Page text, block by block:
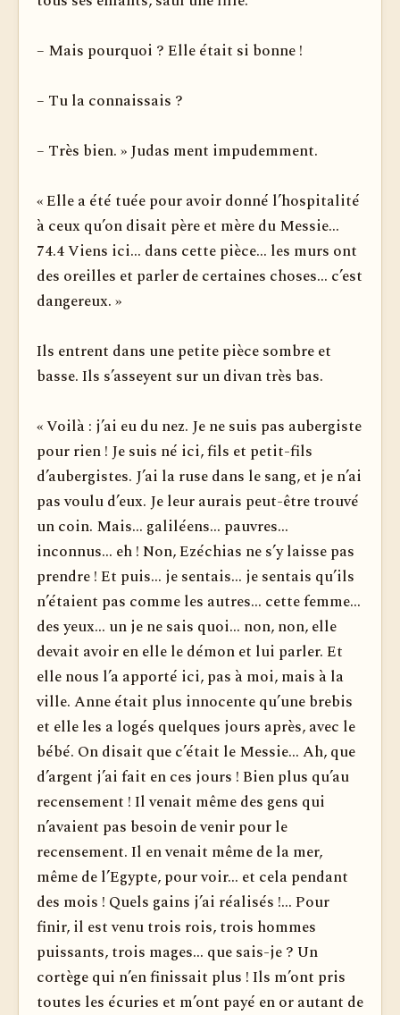
– Mais pourquoi ? Elle était si bonne !
– Tu la connaissais ?
– Très bien. » Judas ment impudemment.
« Elle a été tuée pour avoir donné l’hospitalité
à ceux qu’on disait père et mère du Messie...
74.4 Viens ici... dans cette pièce... les murs ont
des oreilles et parler de certaines choses... c’est
dangereux. »
Ils entrent dans une petite pièce sombre et
basse. Ils s’asseyent sur un divan très bas.
« Voilà : j’ai eu du nez. Je ne suis pas aubergiste
pour rien ! Je suis né ici, fils et petit-fils
d’aubergistes. J’ai la ruse dans le sang, et je n’ai
pas voulu d’eux. Je leur aurais peut-être trouvé
un coin. Mais... galiléens... pauvres...
inconnus... eh ! Non, Ezéchias ne s’y laisse pas
prendre ! Et puis... je sentais... je sentais qu’ils
n’étaient pas comme les autres... cette femme...
des yeux... un je ne sais quoi... non, non, elle
devait avoir en elle le démon et lui parler. Et
elle nous l’a apporté ici, pas à moi, mais à la
ville. Anne était plus innocente qu’une brebis
et elle les a logés quelques jours après, avec le
bébé. On disait que c’était le Messie... Ah, que
d’argent j’ai fait en ces jours ! Bien plus qu’au
recensement ! Il venait même des gens qui
n’avaient pas besoin de venir pour le
recensement. Il en venait même de la mer,
même de l’Egypte, pour voir... et cela pendant
des mois ! Quels gains j’ai réalisés !... Pour
finir, il est venu trois rois, trois hommes
puissants, trois mages... que sais-je ? Un
cortège qui n’en finissait plus ! Ils m’ont pris
toutes les écuries et m’ont payé en or autant de